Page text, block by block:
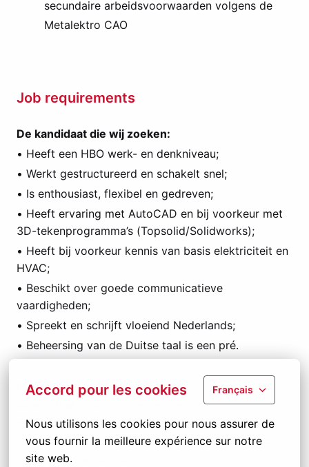
Accord pour les cookies Français
Nous utilisons les cookies pour nous assurer de
vous fournir la meilleure expérience sur notre
site web.
secundaire arbeidsvoorwaarden volgens de
Metalektro CAO
Job requirements
De kandidaat die wij zoeken:
• Heeft een HBO werk- en denkniveau;
• Werkt gestructureerd en schakelt snel;
• Is enthousiast, flexibel en gedreven;
• Heeft ervaring met AutoCAD en bij voorkeur met
3D-tekenprogramma’s (Topsolid/Solidworks);
• Heeft bij voorkeur kennis van basis elektriciteit en
HVAC;
• Beschikt over goede communicatieve
vaardigheden;
• Spreekt en schrijft vloeiend Nederlands;
• Beheersing van de Duitse taal is een pré.
Interesse?
Stuur je CV naarvacatures@vinitex.nlen wie weet
verwelkomen we jou binnenkort binnen Vinitex –
onderdeel van Group Jansen.